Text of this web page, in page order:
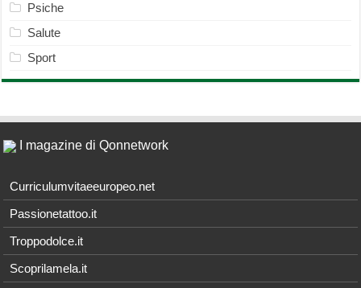
Psiche
Salute
Sport
I magazine di Qonnetwork
Curriculumvitaeeuropeo.net
Passionetattoo.it
Troppodolce.it
Scoprilamela.it